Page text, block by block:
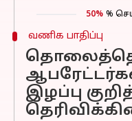
50% %
வணிக பாதிப்பு
இழப்பு